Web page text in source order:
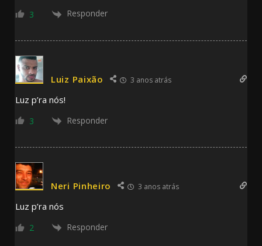
3 Responder
Luiz Paixão 3 anos atrás
Luz p’ra nós!
3 Responder
Neri Pinheiro 3 anos atrás
Luz p’ra nós
2 Responder